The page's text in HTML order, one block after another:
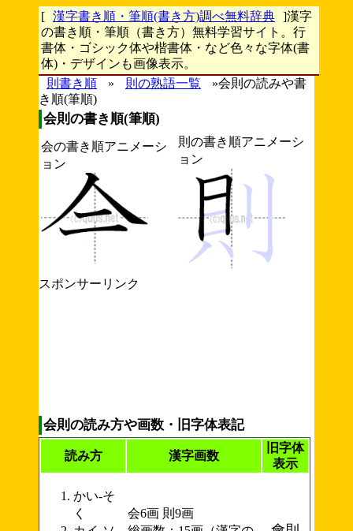
[ 漢字書き順・筆順(書き方)調べ無料辞典 ]漢字
の書き順・筆順（書き方）無料学習サイト。行
書体・ゴシック体や楷書体・など色々な字体(書
体)・デザインも画像表示。
則書き順
» 則の熟語一覧
»会則の読みや書
き順(筆順)
会則の書き順(筆順)
会の書き順アニメーシ
ョン
則の書き順アニメーシ
ョン
スポンサーリンク
会則の読み方や画数・旧字体表記
読み方 漢字画数
旧字体
表示
かい-そ
く
会6画 則9画